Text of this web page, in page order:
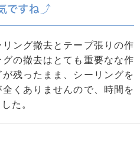
ですね⤴️
ング撤去とテープ張りの作
の撤去はとても重要なな作
残ったまま、シーリングを
くありませんので、時間を
た。